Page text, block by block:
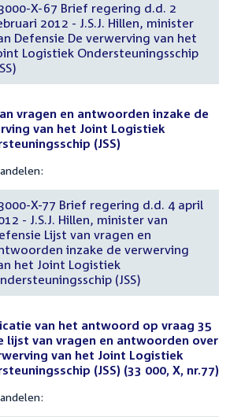
X-67 Brief regering d.d. 2
2012 - J.S.J. Hillen, minister
Defensie De verwerving van het
Logistiek Ondersteuningsschip
vragen en antwoorden inzake de
van het Joint Logistiek
(JSS)
X-77 Brief regering d.d. 4 april
- J.S.J. Hillen, minister van
Lijst van vragen en
inzake de verwerving
het Joint Logistiek
(JSS)
van het antwoord op vraag 35
lijst van vragen en antwoorden over
van het Joint Logistiek
(JSS) (33 000, X, nr.77)